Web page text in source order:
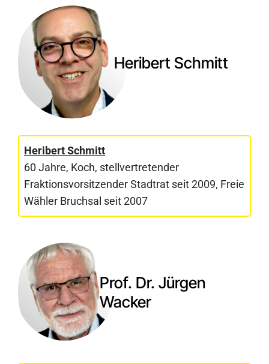
Heribert Schmitt
Heribert Schmitt
60 Jahre, Koch, stellvertretender
Fraktionsvorsitzender Stadtrat seit 2009, Freie
Wähler Bruchsal seit 2007
Prof. Dr. Jürgen
Wacker